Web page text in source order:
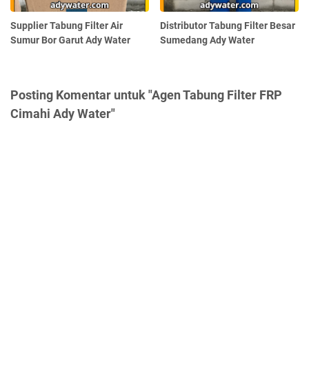
Supplier Tabung Filter Air
Sumur Bor Garut Ady Water
Distributor Tabung Filter Besar
Sumedang Ady Water
Posting Komentar untuk "Agen Tabung Filter FRP
Cimahi Ady Water"